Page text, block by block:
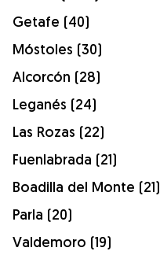
Getafe (40)
Móstoles (30)
Alcorcón (28)
Leganés (24)
Las Rozas (22)
Fuenlabrada (21)
Boadilla del Monte (21)
Parla (20)
Valdemoro (19)